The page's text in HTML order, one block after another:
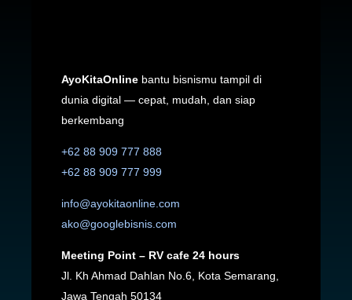
AyoKitaOnlinebantu bisnismu tampil di
dunia digital — cepat, mudah, dan siap
berkembang
+62 88 909 777 888
+62 88 909 777 999
info@ayokitaonline.com
ako@googlebisnis.com
Meeting Point – RV cafe 24 hours
Jl. Kh Ahmad Dahlan No.6, Kota Semarang,
Jawa Tengah 50134